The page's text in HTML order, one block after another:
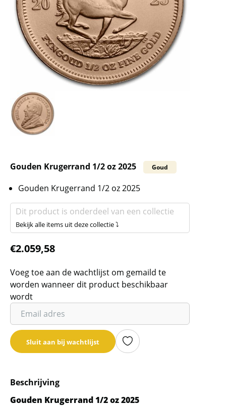
Gouden Krugerrand 1/2 oz 2025 Goud
Gouden Krugerrand 1/2 oz 2025
Dit product is onderdeel van een collectie
Bekijk alle items uit deze collectie ⤵
€2.059,58
Voeg toe aan de wachtlijst om gemaild te
worden wanneer dit product beschikbaar
wordt
Vul
je
email
adres
de
wachtlijst
Sluit aan bij wachtlijst
Beschrijving
Gouden Krugerrand 1/2 oz 2025